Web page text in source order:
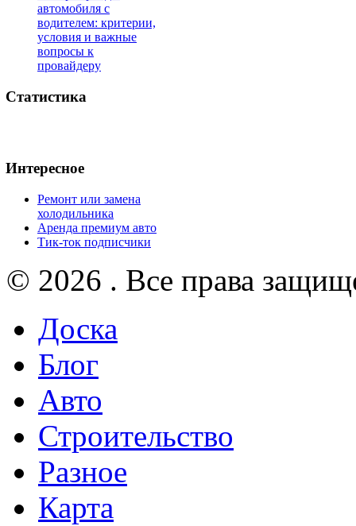
автомобиля с
водителем: критерии,
условия и важные
вопросы к
провайдеру
Статистика
Интересное
Ремонт или замена
холодильника
Аренда премиум авто
Тик-ток подписчики
© 2026 . Все права
Доска
Блог
Авто
Строительство
Разное
Карта